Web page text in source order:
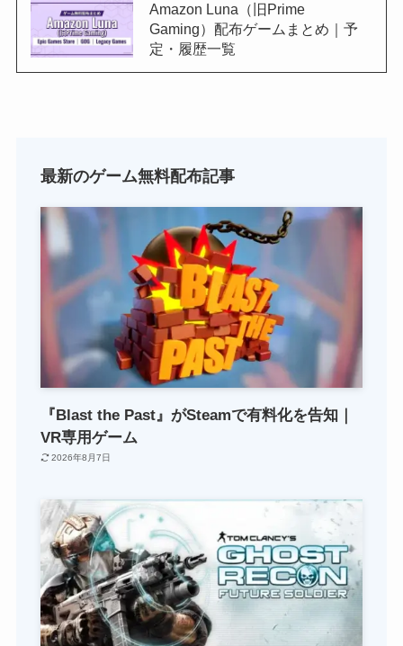
Amazon Luna（旧Prime
Gaming）配布ゲームまとめ｜予
定・履歴一覧
最新のゲーム無料配布記事
『Blast the Past』がSteamで有料化を告知｜
VR専用ゲーム
2026年8月7日